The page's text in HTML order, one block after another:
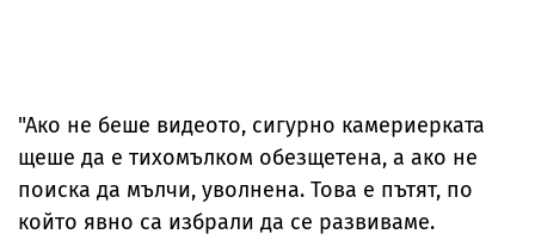
"Ако не беше видеото, сигурно камериерката
щеше да е тихомълком обезщетена, а ако не
поиска да мълчи, уволнена. Това е пътят, по
който явно са избрали да се развиваме.